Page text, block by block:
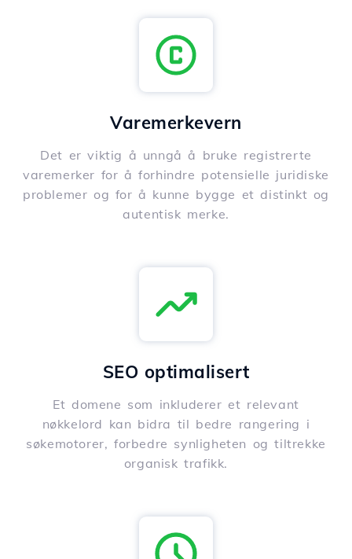
Varemerkevern
Det er viktig å unngå å bruke registrerte
varemerker for å forhindre potensielle juridiske
problemer og for å kunne bygge et distinkt og
autentisk merke.
SEO optimalisert
Et domene som inkluderer et relevant
nøkkelord kan bidra til bedre rangering i
søkemotorer, forbedre synligheten og tiltrekke
organisk trafikk.